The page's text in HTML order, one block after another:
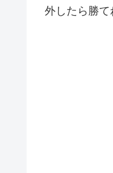
外したら勝て